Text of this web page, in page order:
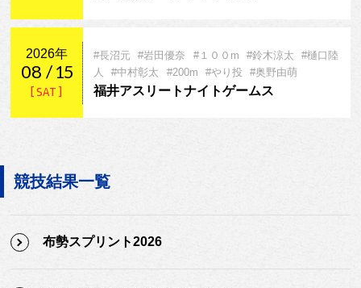
2026年
08 15
[ SAT ]
#長沼元 #岩田優奈 #１００m #鈴木涼太
#樋口陸
人
#中村彰太 #200m #やり投 #奥野由萌
福井アスリートナイトゲームス
競技結果一覧
布勢スプリント2026